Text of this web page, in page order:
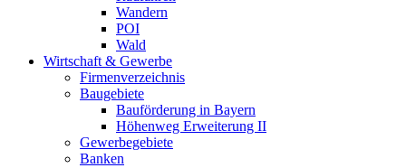
Wandern
POI
Wald
Wirtschaft & Gewerbe
Firmenverzeichnis
Baugebiete
Bauförderung in Bayern
Höhenweg Erweiterung II
Gewerbegebiete
Banken